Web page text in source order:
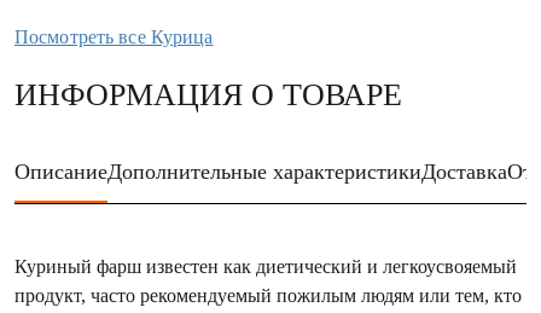
Посмотреть все Курица
ИНФОРМАЦИЯ О ТОВАРЕ
ОписаниеДополнительные характеристикиДоставка
Куриный фарш известен как диетический и легкоусвояемый
продукт, часто рекомендуемый пожилым людям или тем, кто